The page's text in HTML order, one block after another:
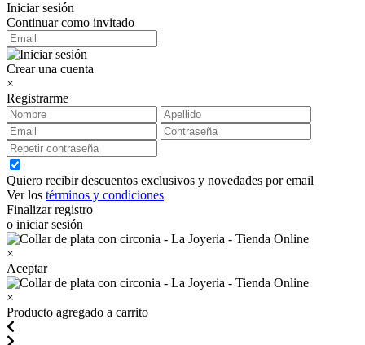
Iniciar sesión
Continuar como invitado
Crear una cuenta
×
Registrarme
Quiero recibir descuentos exclusivos y novedades por email
Ver los términos y condiciones
Finalizar registro
o iniciar sesión
×
Aceptar
×
Producto agregado a carrito